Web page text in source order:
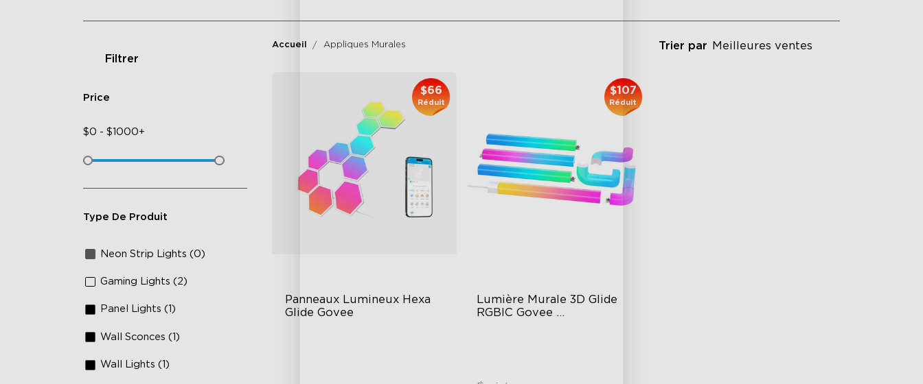
Filtrer
Price
$0 - $1000+
Type De Produit
Neon Strip Lights (0)
Gaming Lights (2)
Panel Lights (1)
Wall Sconces (1)
Wall Lights (1)
Accueil Appliques Murales Trier par Meilleures ventes
Panneaux Lumineux Hexa
Glide Govee
$66
Réduit
Lumière Murale 3D Glide
RGBIC Govee
$107
Réduit